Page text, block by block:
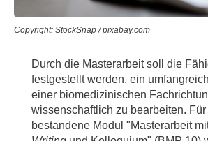
Copyright: StockSnap / pixabay.com
Durch die Masterarbeit soll die
festgestellt werden, ein
einer biomedizinischen
wissenschaftlich zu bearbeiten. Für
bestandene Modul "Masterarbeit